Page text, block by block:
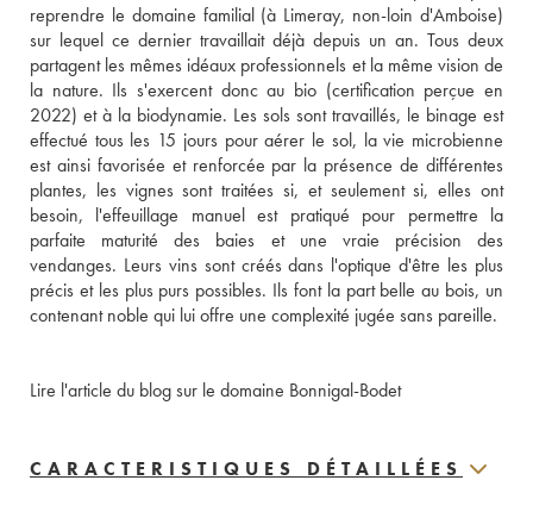
reprendre le domaine familial (à Limeray, non-loin d'Amboise)
sur lequel ce dernier travaillait déjà depuis un an. Tous deux
partagent les mêmes idéaux professionnels et la même vision de
la nature. Ils s'exercent donc au bio (certification perçue en
2022) et à la biodynamie. Les sols sont travaillés, le binage est
effectué tous les 15 jours pour aérer le sol, la vie microbienne
est ainsi favorisée et renforcée par la présence de différentes
plantes, les vignes sont traitées si, et seulement si, elles ont
besoin, l'effeuillage manuel est pratiqué pour permettre la
parfaite maturité des baies et une vraie précision des
vendanges. Leurs vins sont créés dans l'optique d'être les plus
précis et les plus purs possibles. Ils font la part belle au bois, un
contenant noble qui lui offre une complexité jugée sans pareille.
Lire l'article du blog sur le domaine Bonnigal-Bodet
CARACTERISTIQUES DÉTAILLÉES